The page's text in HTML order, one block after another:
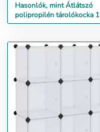
Hasonlók, mint Átlátszó
polipropilén tárolókocka
kockával és ajtókkal